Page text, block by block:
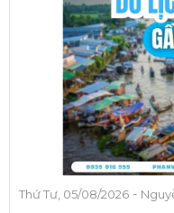
Thứ Tư, 05/08/2026 -